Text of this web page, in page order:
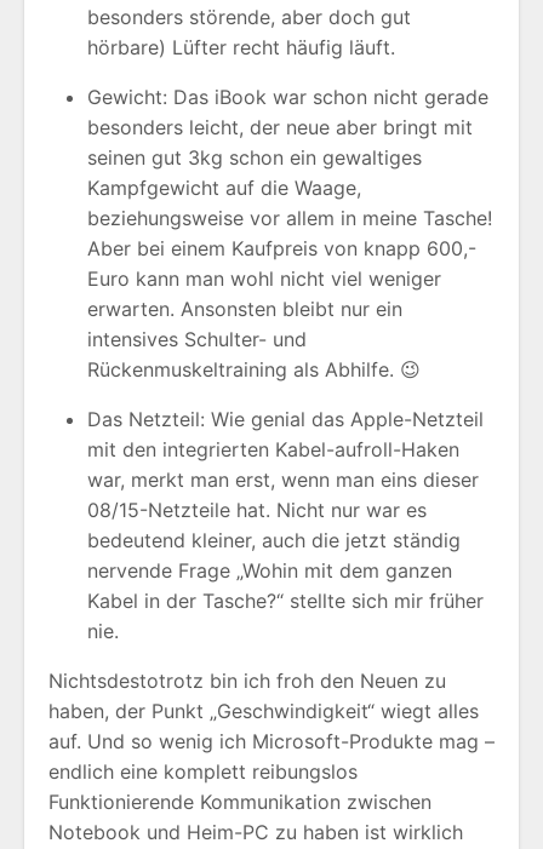
besonders störende, aber doch gut
hörbare) Lüfter recht häufig läuft.
Gewicht: Das iBook war schon nicht gerade
besonders leicht, der neue aber bringt mit
seinen gut 3kg schon ein gewaltiges
Kampfgewicht auf die Waage,
beziehungsweise vor allem in meine Tasche!
Aber bei einem Kaufpreis von knapp 600,-
Euro kann man wohl nicht viel weniger
erwarten. Ansonsten bleibt nur ein
intensives Schulter- und
Rückenmuskeltraining als Abhilfe. 😉
Das Netzteil: Wie genial das Apple-Netzteil
mit den integrierten Kabel-aufroll-Haken
war, merkt man erst, wenn man eins dieser
08/15-Netzteile hat. Nicht nur war es
bedeutend kleiner, auch die jetzt ständig
nervende Frage „Wohin mit dem ganzen
Kabel in der Tasche?“ stellte sich mir früher
nie.
Nichtsdestotrotz bin ich froh den Neuen zu
haben, der Punkt „Geschwindigkeit“ wiegt alles
auf. Und so wenig ich Microsoft-Produkte mag –
endlich eine komplett reibungslos
Funktionierende Kommunikation zwischen
Notebook und Heim-PC zu haben ist wirklich